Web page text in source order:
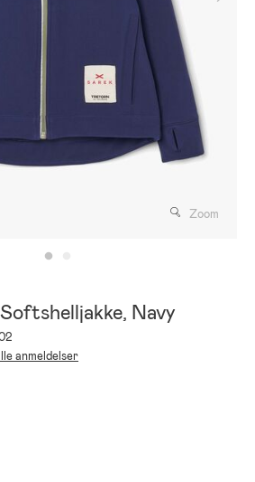
Zoom
Navy
anmeldelser